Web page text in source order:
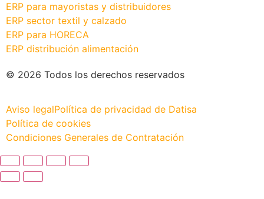
ERP para mayoristas y distribuidores
ERP sector textil y calzado
ERP para HORECA
ERP distribución alimentación
© 2026 Todos los derechos reservados
Aviso legalPolítica de privacidad de Datisa
Política de cookies
Condiciones Generales de Contratación